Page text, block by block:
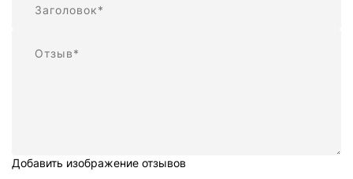
Добавить изображение отзывов